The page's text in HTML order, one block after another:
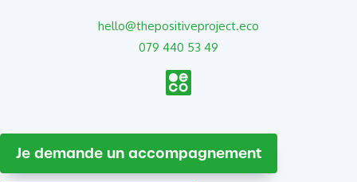
hello@thepositiveproject.eco
079 440 53 49
Je demande un accompagnement